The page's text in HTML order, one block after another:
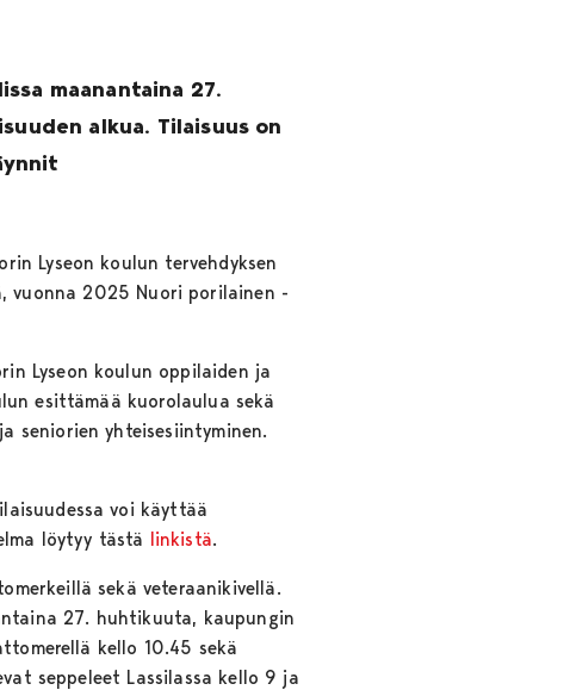
maanantaina 27.
alkua. Tilaisuus on
Lyseon koulun tervehdyksen
vuonna 2025 Nuori porilainen -
Lyseon koulun oppilaiden ja
esittämää kuorolaulua sekä
seniorien yhteisesiintyminen.
voi käyttää
löytyy tästä linkistä.
sekä veteraanikivellä.
27. huhtikuuta, kaupungin
kello 10.45 sekä
seppeleet Lassilassa kello 9 ja